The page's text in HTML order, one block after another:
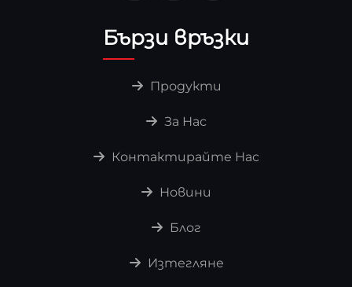
Бързи връзки
Продукти
За Нас
Контактирайте Нас
Новини
Блог
Изтегляне